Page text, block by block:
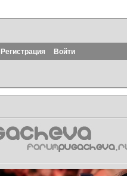
Регистрация Войти